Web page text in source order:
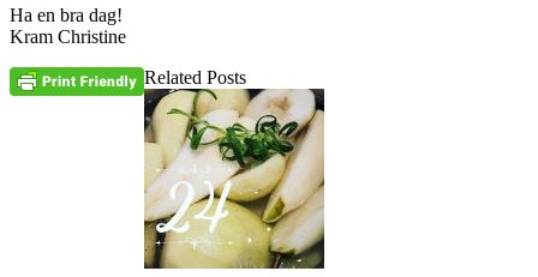
Ha en bra dag!
Kram Christine
Related Posts